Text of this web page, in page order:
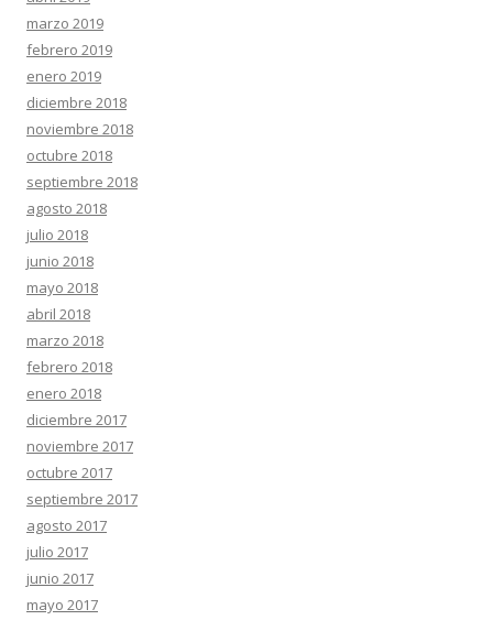
marzo 2019
febrero 2019
enero 2019
diciembre 2018
noviembre 2018
octubre 2018
septiembre 2018
agosto 2018
julio 2018
junio 2018
mayo 2018
abril 2018
marzo 2018
febrero 2018
enero 2018
diciembre 2017
noviembre 2017
octubre 2017
septiembre 2017
agosto 2017
julio 2017
junio 2017
mayo 2017